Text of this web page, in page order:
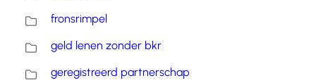
fronsrimpel
geld lenen zonder bkr
geregistreerd partnerschap